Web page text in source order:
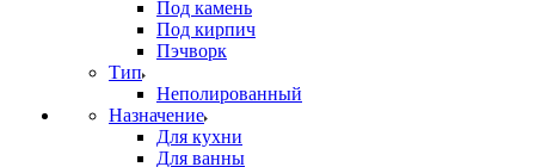
Под камень
Под кирпич
Пэчворк
Тип
Неполированный
Назначение
Для кухни
Для ванны